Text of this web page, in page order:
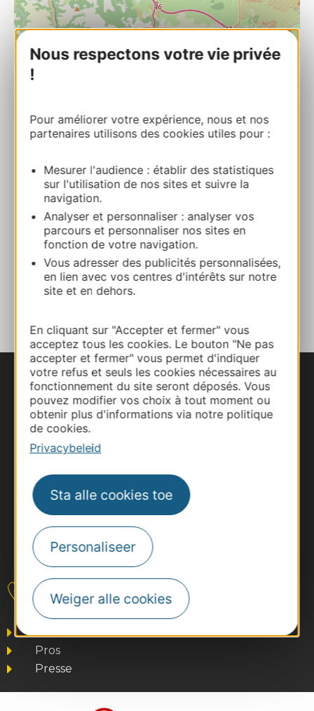
Nous respectons votre vie privée
!
Pour améliorer votre expérience, nous et nos
partenaires utilisons des cookies utiles pour :
Mesurer l'audience : établir des statistiques
sur l'utilisation de nos sites et suivre la
navigation.
Analyser et personnaliser : analyser vos
parcours et personnaliser nos sites en
fonction de votre navigation.
Vous adresser des publicités personnalisées,
en lien avec vos centres d'intérêts sur notre
site et en dehors.
En cliquant sur "Accepter et fermer" vous
acceptez tous les cookies. Le bouton "Ne pas
accepter et fermer" vous permet d'indiquer
votre refus et seuls les cookies nécessaires au
fonctionnement du site seront déposés. Vous
pouvez modifier vos choix à tout moment ou
obtenir plus d'informations via notre politique
de cookies.
Privacybeleid
Sta alle cookies toe
Personaliseer
Weiger alle cookies
Leaflet| Map data ©OpenStreetMap contributors
9 place du Baoumas 12100 CREISSELS
+33682519676
E-mail
TOEVOEGEN
AAN NOTITIEBOEKJE
#VoyageOccitanie
Contact
Pros
Presse